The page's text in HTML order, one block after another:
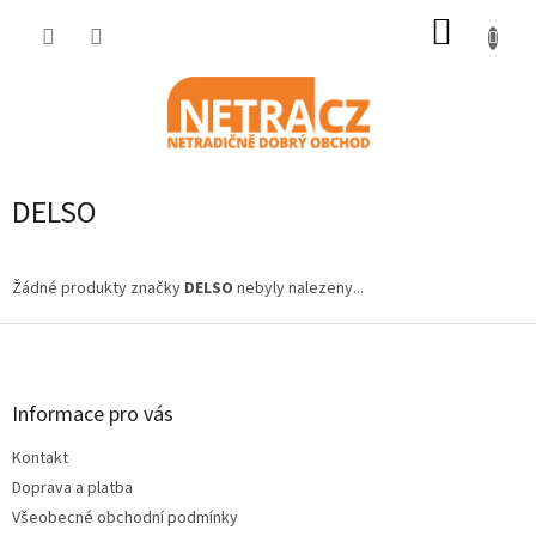
DELSO
Žádné produkty značky DELSO nebyly nalezeny...
Z
Informace pro vás
Kontakt
Doprava a platba
Všeobecné obchodní podmínky